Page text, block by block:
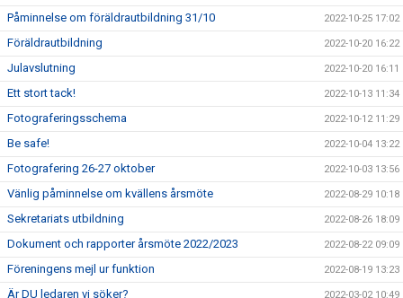
Påminnelse om föräldrautbildning 31/10 2022-10-25 17:02
Föräldrautbildning 2022-10-20 16:22
Julavslutning 2022-10-20 16:11
Ett stort tack! 2022-10-13 11:34
Fotograferingsschema 2022-10-12 11:29
Be safe! 2022-10-04 13:22
Fotografering 26-27 oktober 2022-10-03 13:56
Vänlig påminnelse om kvällens årsmöte 2022-08-29 10:18
Sekretariats utbildning 2022-08-26 18:09
Dokument och rapporter årsmöte 2022/2023 2022-08-22 09:09
Föreningens mejl ur funktion 2022-08-19 13:23
Är DU ledaren vi söker? 2022-03-02 10:49